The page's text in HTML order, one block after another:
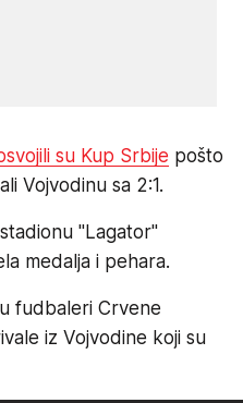
su Kup Srbije pošto
Vojvodinu sa 2:1.
"Lagator"
medalja i pehara.
fudbaleri Crvene
iz Vojvodine koji su